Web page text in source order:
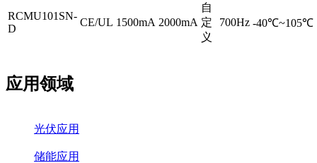
RCMU101SN-
D
CE/UL 1500mA 2000mA
自
定
义
700Hz -40℃~105℃
应用领域
光伏应用
储能应用